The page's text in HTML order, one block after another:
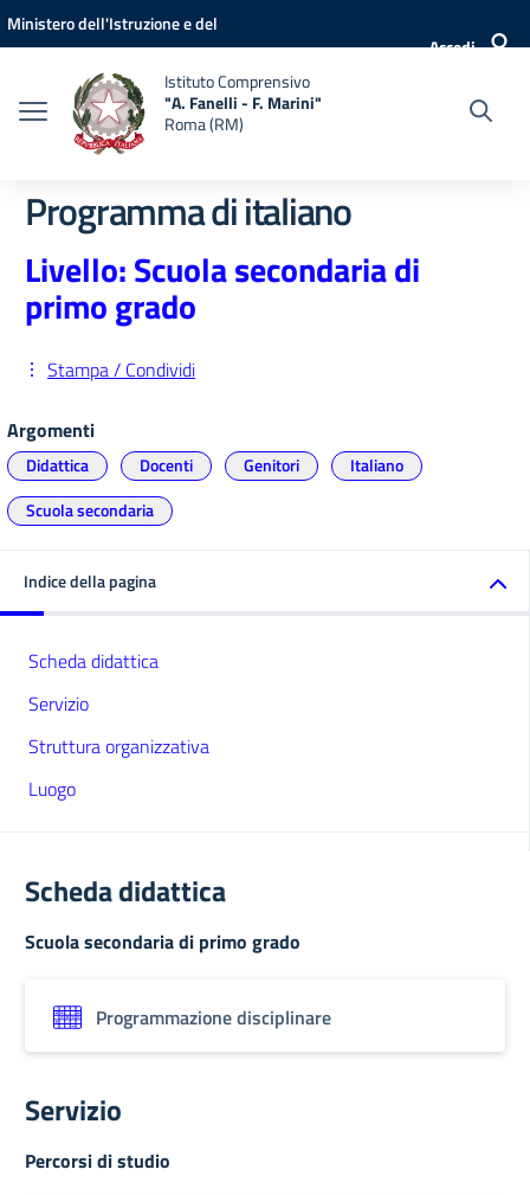
Vai ai contenuti
Vai al menu di navigazione
Vai al footer
Ministero dell'Istruzione e del
Accedi
Istituto Comprensivo
"A. Fanelli - F. Marini"
Roma (RM)
Programma di italiano
Livello: Scuola secondaria di
primo grado
Stampa / Condividi
Argomenti
Didattica Docenti Genitori
Italiano
Scuola secondaria
Indice della pagina
Scheda didattica
Servizio
Struttura organizzativa
Luogo
Scheda didattica
Scuola secondaria di primo grado
Programmazione disciplinare
Servizio
Percorsi di studio